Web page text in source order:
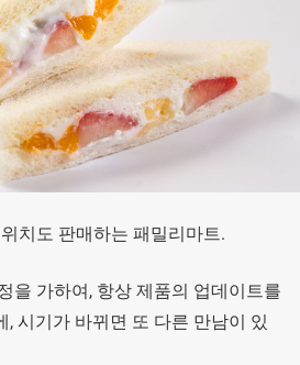
치도 판매하는 패밀리마트.
을 가하여, 항상 제품의 업데이트를
, 시기가 바뀌면 또 다른 만남이 있